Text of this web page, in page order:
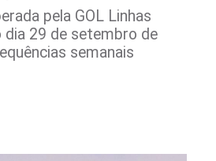
pela GOL Linhas
29 de setembro de
semanais